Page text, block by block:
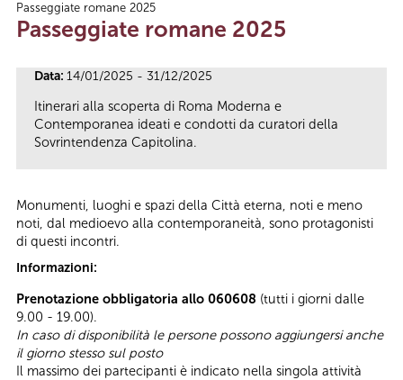
Tu sei qui
Passeggiate romane 2025
Passeggiate romane 2025
Data: 14/01/2025 - 31/12/2025
Itinerari alla scoperta di Roma Moderna e
Contemporanea ideati e condotti da curatori della
Sovrintendenza Capitolina.
Monumenti, luoghi e spazi della Città eterna, noti e meno
noti, dal medioevo alla contemporaneità, sono protagonisti
di questi incontri.
Informazioni:
Prenotazione obbligatoria allo 060608 (tutti i giorni dalle
9.00 - 19.00).
In caso di disponibilità le persone possono aggiungersi anche
il giorno stesso sul posto
Il massimo dei partecipanti è indicato nella singola attività